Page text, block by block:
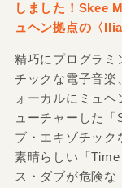
しました！Skee
ュヘン拠点の〈
精巧にプログラミ
チックな電子音楽
ォーカルにミュ
ューチャーした
ブ・エキゾチッ
素晴らしい「
ス・ダブが危険